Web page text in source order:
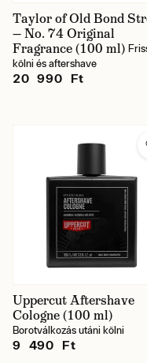
Taylor of Old Bond
— No. 74 Original
Fragrance (100 ml)
kölni és aftershave
20 990 Ft
Uppercut Aftershave
Cologne (100 ml)
Borotválkozás utáni kölni
9 490 Ft